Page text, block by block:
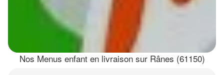
Nos Menus enfant en livraison sur Rânes (61150)